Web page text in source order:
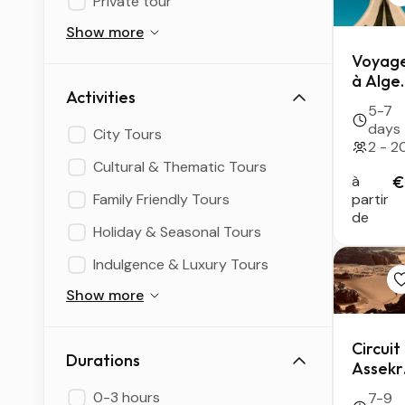
Show more
Activities
City Tours
Cultural & Thematic Tours
Family Friendly Tours
Holiday & Seasonal Tours
Indulgence & Luxury Tours
Show more
Durations
0-3 hours
à
— 5
jours
entre
Casbah,
et
joyaux
5-7
days
2 -
à
partir
de
Circuit
& Tassili
7-9